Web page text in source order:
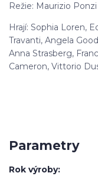
Režie: Maurizio Ponzi
Hrají: Sophia Loren,
Travanti, Angela
Anna Strasberg,
Cameron, Vittorio
Parametry
Rok výroby